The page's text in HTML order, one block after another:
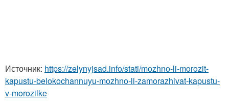
Источник: https://zelynyjsad.info/stati/mozhno-li-morozit-
kapustu-belokochannuyu-mozhno-li-zamorazhivat-kapustu-
v-morozilke